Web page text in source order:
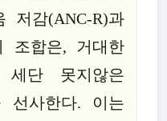
저감(ANC-R)과
조합은, 거대한
세단 못지않은
선사한다. 이는